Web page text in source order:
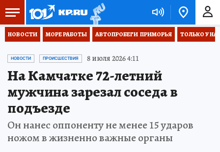
НОВОСТИ МОРЕ РАБОТЫ АВТОПРОБЕГИ  ПРИМОРЬЯ ТОЛЬКО У
НОВОСТИ ПРОИСШЕСТВИЯ 8 июля 2026 4:11
На Камчатке 72-летний
мужчина зарезал соседа в
подъезде
Он нанес оппоненту не менее 15 ударов
ножом в жизненно важные органы